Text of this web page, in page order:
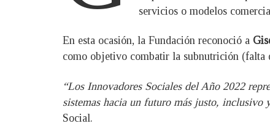
servicios o modelos
En esta ocasión, la Fundación reconoció a
como objetivo combatir la subnutrición (falta
“Los Innovadores Sociales del Año 2022
sistemas hacia un futuro más justo, inclusivo
Social.